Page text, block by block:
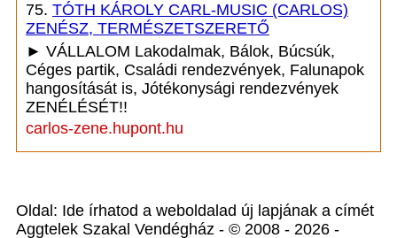
75. TÓTH KÁROLY CARL-MUSIC (CARLOS)
ZENÉSZ, TERMÉSZETSZERETŐ
► VÁLLALOM Lakodalmak, Bálok, Búcsúk,
Céges partik, Családi rendezvények, Falunapok
hangosítását is, Jótékonysági rendezvények
ZENÉLÉSÉT!!
carlos-zene.hupont.hu
Oldal: Ide írhatod a weboldalad új lapjának a címét
Aggtelek Szakal Vendégház - © 2008 - 2026 -